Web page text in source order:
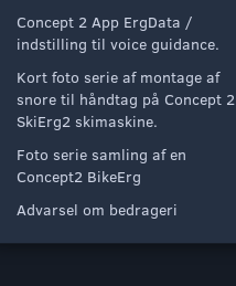
Concept 2 App ErgData /
indstilling til voice guidance.
Kort foto serie af montage af
snore til håndtag på Concept 2
SkiErg2 skimaskine.
Foto serie samling af en
Concept2 BikeErg
Advarsel om bedrageri